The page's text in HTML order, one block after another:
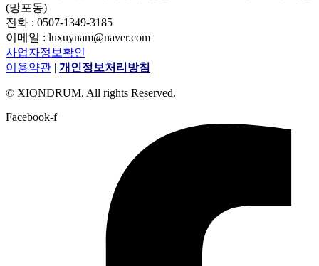
(망포동)
전화 : 0507-1349-3185
이메일 : luxuynam@naver.com
사업자정보확인
이용약관 | 개인정보처리방침
© XIONDRUM. All rights Reserved.
Facebook-f